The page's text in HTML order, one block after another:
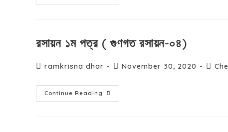
রসায়ন ১ম পত্র ( গুণগত রসায়ন-০৪)
ramkrisna dhar November 30, 2020
Continue Reading